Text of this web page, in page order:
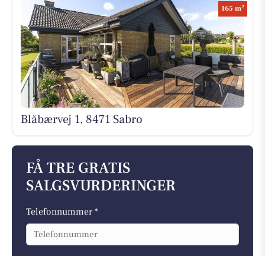
165 m2
Blåbærvej 1, 8471 Sabro
FÅ TRE GRATIS
SALGSVURDERINGER
Telefonnummer *